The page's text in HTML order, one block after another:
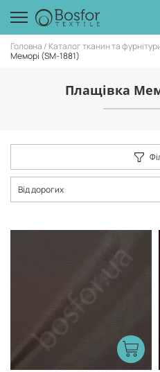
Головна Каталог тканин та
Меморі (SM-1881)
Плащівка
Від дорогих